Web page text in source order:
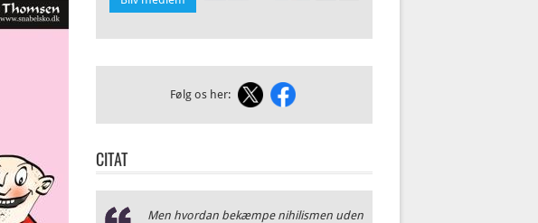
Følg os her:
CITAT
Men hvordan bekæmpe nihilismen uden